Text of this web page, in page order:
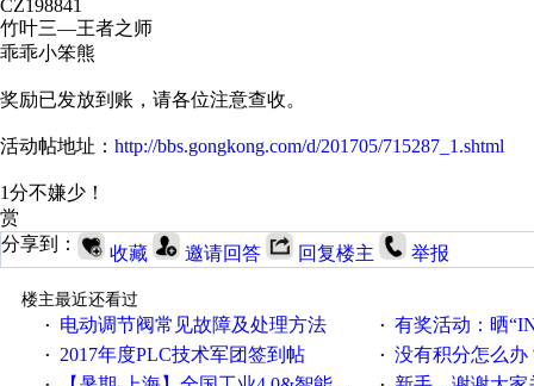
CZ198841
竹叶三—王者之师
乖乖小笨熊
奖励已发放到账，请各位注意查收。
活动帖地址： http://bbs.gongkong.com/d/201705/715287_1.shtml
1分不嫌少！
赏
分享到：
收藏 邀请回答 回复楼主 举报
楼主最近还看过
·
电动调节阀常见故障及处理方法 · 有奖活动：晒
· 2017年度PLC技术军团签到帖 · 没有积分怎么办